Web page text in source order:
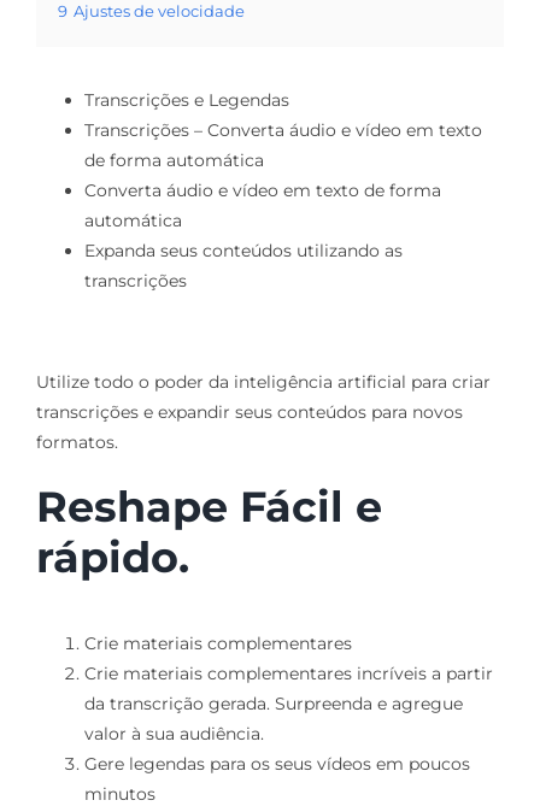
9 Ajustes de velocidade
Transcrições e Legendas
Transcrições – Converta áudio e vídeo em texto
de forma automática
Converta áudio e vídeo em texto de forma
automática
Expanda seus conteúdos utilizando as
transcrições
Utilize todo o poder da inteligência artificial para criar
transcrições e expandir seus conteúdos para novos
formatos.
Reshape Fácil e
rápido.
Crie materiais complementares
Crie materiais complementares incríveis a partir
da transcrição gerada. Surpreenda e agregue
valor à sua audiência.
Gere legendas para os seus vídeos em poucos
minutos